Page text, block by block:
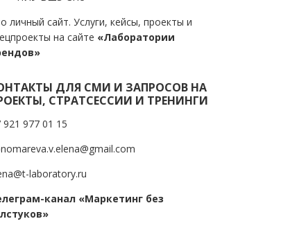
личный сайт. Услуги, кейсы, проекты и
на сайте «Лаборатории
ДЛЯ СМИ И ЗАПРОСОВ НА
СТРАТСЕССИИ И ТРЕНИНГИ
921 977 01 15
laboratory.ru
канал «Маркетинг без